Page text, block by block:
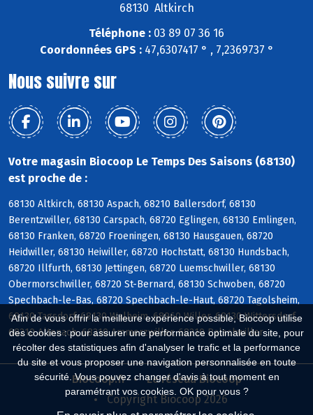
Afin de vous offrir la meilleure expérience possible, Biocoop utilise
des cookies : pour assurer une performance optimale du site, pour
récolter des statistiques afin d'analyser le trafic et la performance
du site et vous proposer une navigation personnalisée en toute
sécurité. Vous pouvez changer d'avis à tout moment en
paramétrant vos cookies. OK pour vous ?
68130 Altkirch
Téléphone : 03 89 07 36 16
Coordonnées GPS :47,6307417 ° , 7,2369737 °
Nous suivre sur
Votre magasin Biocoop Le Temps Des Saisons (68130)
est proche de :
68130 Altkirch, 68130 Aspach, 68210 Ballersdorf, 68130
Berentzwiller, 68130 Carspach, 68720 Eglingen, 68130 Emlingen,
68130 Franken, 68720 Froeningen, 68130 Hausgauen, 68720
Heidwiller, 68130 Heiwiller, 68720 Hochstatt, 68130 Hundsbach,
68720 Illfurth, 68130 Jettingen, 68720 Luemschwiller, 68130
Obermorschwiller, 68720 St-Bernard, 68130 Schwoben, 68720
Spechbach-le-Bas, 68720 Spechbach-le-Haut, 68720 Tagolsheim,
68130 Tagsdorf, 68130 Walheim, 68960 Willer, 68130 Wittersdorf,
68210 Altenach, 68210 Ammerzwiller, 68210 Balschwiller
Biocoop.fr
Le réseau Biocoop
Copyright Biocoop 2026